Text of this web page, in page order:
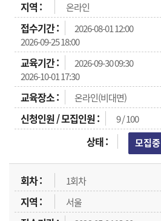
온라인
2026-08-01 12:00
2026-09-25 18:00
2026-09-30 09:30
2026-10-01 17:30
온라인(비대면)
9 / 100
모집중
1회차
서울